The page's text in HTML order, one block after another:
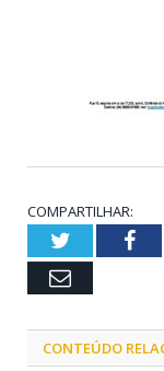
COMPARTILHAR:
Twitter
Email
CONTEÚDO